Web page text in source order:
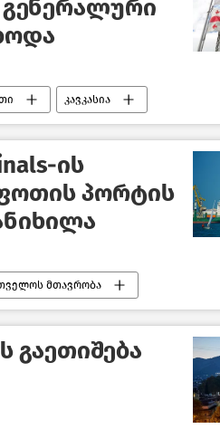
კავკასია
სამინისტრო
ის
პორტის
მთავრობა
გაეთიშება